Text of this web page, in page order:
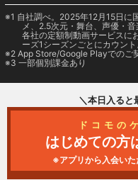
1 自社調べ。2025年12月15日に
メ、2.5次元・舞台、声優・
各社の定額制動画サービスに
ーズ1シーズンごとにカウント
2 App Store/Google Playでのご
3 一部個別課金あり
＼本日入ると
ドコモの
はじめての方
※アプリから入会い